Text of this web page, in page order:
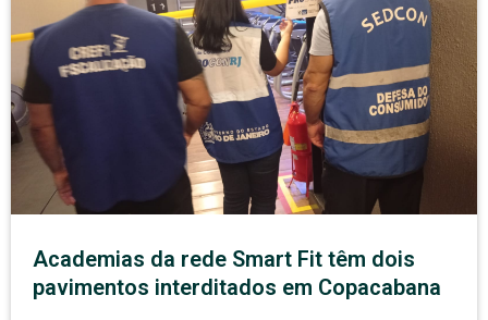
Academias da rede Smart Fit têm dois
pavimentos interditados em Copacabana